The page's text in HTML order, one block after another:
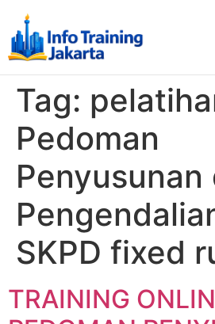
Tag:
Pedoman
Penyusunan
SKPD fixed
TRAINING